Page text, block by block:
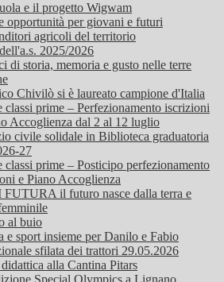
e il progetto Wigwam
opportunità per giovani e futuri
agricoli del territorio
2025/2026
di storia, memoria e gusto nelle terre
Chivilò si è laureato campione d'Italia
classi prime – Perfezionamento iscrizioni
Accoglienza dal 2 al 12 luglio
civile solidale in Biblioteca graduatoria
27
classi prime – Posticipo perfezionamento
e Piano Accoglienza
il futuro nasce dalla terra e
al buio
e sport insieme per Danilo e Fabio
sfilata dei trattori 29.05.2026
alla Cantina Pitars